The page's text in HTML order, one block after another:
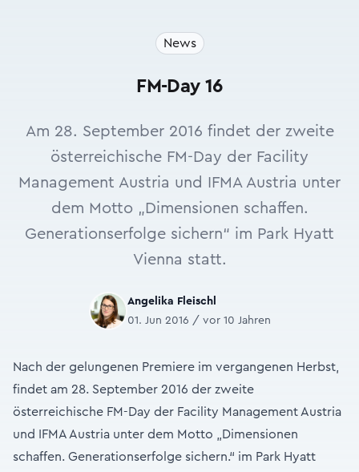
News
FM-Day 16
Am 28. September 2016 findet der zweite
österreichische FM-Day der Facility
Management Austria und IFMA Austria unter
dem Motto „Dimensionen schaffen.
Generationserfolge sichern“ im Park Hyatt
Vienna statt.
Angelika Fleischl
01. Jun 2016 / vor 10 Jahren
Nach der gelungenen Premiere im vergangenen Herbst,
findet am 28. September 2016 der zweite
österreichische FM-Day der Facility Management Austria
und IFMA Austria unter dem Motto „Dimensionen
schaffen. Generationserfolge sichern.“ im Park Hyatt